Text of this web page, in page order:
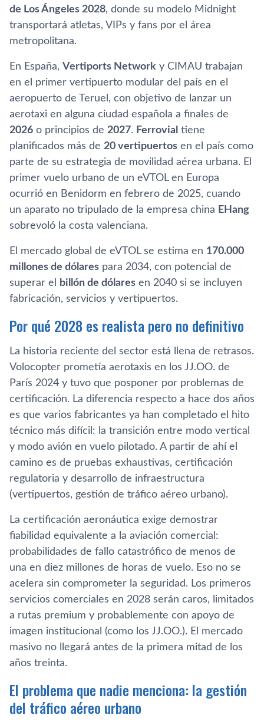
de Los Ángeles 2028, donde su modelo Midnight
transportará atletas, VIPs y fans por el área
metropolitana.
En España, Vertiports Network y CIMAU trabajan
en el primer vertipuerto modular del país en el
aeropuerto de Teruel, con objetivo de lanzar un
aerotaxi en alguna ciudad española a finales de
2026 o principios de 2027. Ferrovial tiene
planificados más de 20 vertipuertos en el país como
parte de su estrategia de movilidad aérea urbana. El
primer vuelo urbano de un eVTOL en Europa
ocurrió en Benidorm en febrero de 2025, cuando
un aparato no tripulado de la empresa china EHang
sobrevoló la costa valenciana.
El mercado global de eVTOL se estima en 170.000
millones de dólares para 2034, con potencial de
superar el
billón de dólares en 2040 si se incluyen
fabricación, servicios y vertipuertos.
Por qué 2028 es realista pero no definitivo
La historia reciente del sector está llena de retrasos.
Volocopter prometía aerotaxis en los JJ.OO. de
París 2024 y tuvo que posponer por problemas de
certificación. La diferencia respecto a hace dos años
es que varios fabricantes ya han completado el hito
técnico más difícil: la transición entre modo vertical
y modo avión en vuelo pilotado. A partir de ahí el
camino es de pruebas exhaustivas, certificación
regulatoria y desarrollo de infraestructura
(vertipuertos, gestión de tráfico aéreo urbano).
La certificación aeronáutica exige demostrar
fiabilidad equivalente a la aviación comercial:
probabilidades de fallo catastrófico de menos de
una en diez millones de horas de vuelo. Eso no se
acelera sin comprometer la seguridad. Los primeros
servicios comerciales en 2028 serán caros, limitados
a rutas premium y probablemente con apoyo de
imagen institucional (como los JJ.OO.). El mercado
masivo no llegará antes de la primera mitad de los
años treinta.
El problema que nadie menciona: la gestión
del tráfico aéreo urbano